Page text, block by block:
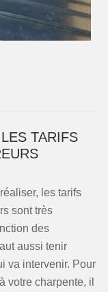
TARIFS
les tarifs
sont très
des
aussi tenir
va intervenir. Pour
votre charpente, il